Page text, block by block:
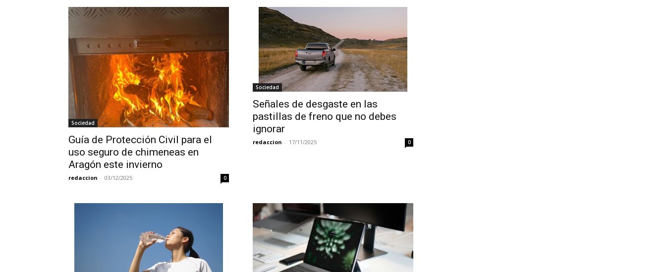
Sociedad
Guía de Protección Civil para el
uso seguro de chimeneas en
Aragón este invierno
redaccion - 03/12/2025 0
Sociedad
Señales de desgaste en las
pastillas de freno que no debes
ignorar
redaccion - 17/11/2025 0